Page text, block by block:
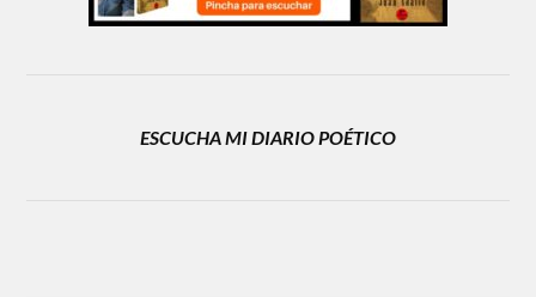
ESCUCHA MI DIARIO POÉTICO